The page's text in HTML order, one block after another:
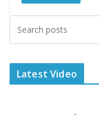
Latest Video